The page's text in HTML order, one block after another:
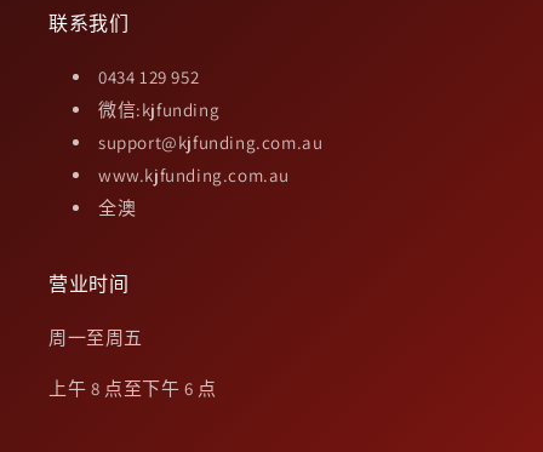
联系我们
0434 129 952
微信:kjfunding
support@kjfunding.com.au
www.kjfunding.com.au
全澳
营业时间
周一至周五
上午 8 点至下午 6 点